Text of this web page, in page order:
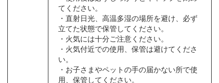
てください。
・直射日光、高温多湿の場所を避け、必ず
立てた状態で保管してください。
・火気には十分ご注意ください。
・火気付近での使用、保管は避けてくださ
い。
・お子さまやペットの手の届かない所で使
用、保管してください。